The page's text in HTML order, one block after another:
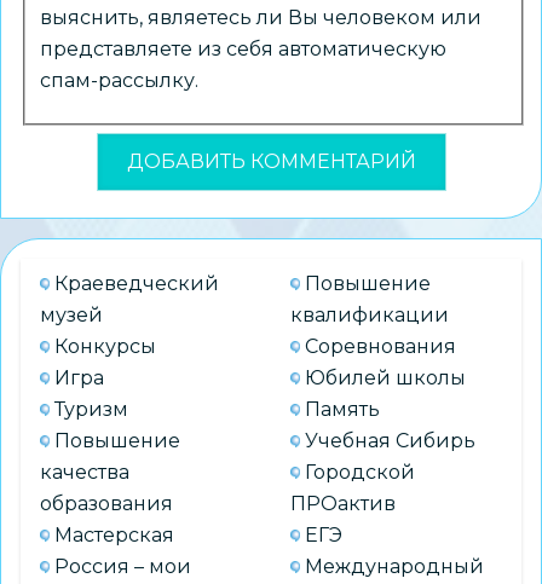
выяснить, являетесь ли Вы человеком или
представляете из себя автоматическую
спам-рассылку.
Краеведческий
музей
Конкурсы
Игра
Туризм
Повышение
качества
образования
Мастерская
Россия – мои
Повышение
квалификации
Соревнования
Юбилей школы
Память
Учебная Сибирь
Городской
ПРОактив
ЕГЭ
Международный